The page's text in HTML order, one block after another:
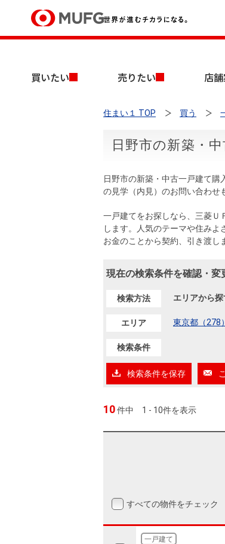
買いたい 売りたい 店
買いたいTOP
中古マンションを探す
住まいと暮らしの税金の本（電子ブック）
売りたいTOP
無料査定
住まいと暮らしの税金の本（電子ブック）
店舗案内TOP
店舗のご案内（首都圏）
会社情報TOP
会社案内（電子ブック版）
採用情報TOP
売りたい
住まい１ TOP 買う
日野市の新築・
日野市の新築・中古一戸建て
の見学（内見）のお問い合わせ
一戸建てをお探しなら、三菱Ｕ
します。人気のテーマや住み
お金のことから契約、引き渡し
現在の検索条件を確認・変
検索方法 エリアから探
エリア 東京都（278）
検索条件
検索条件を保存
10件中 1 - 10件を表示
すべての物件をチェック
一戸建て